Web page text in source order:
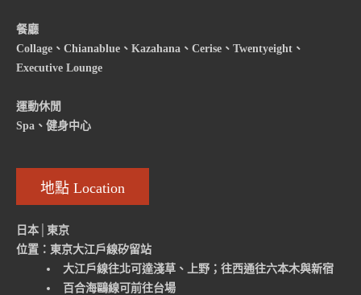
餐廳
Collage、Chianablue、Kazahana、Cerise、Twentyeight、
Executive Lounge
運動休閒
Spa、健身中心
地點 Location
日本│東京
位置：東京大江戶線矽留站
大江戶線往北可達淺草、上野；往西通往六本木與新宿
百合海鷗線可前往台場